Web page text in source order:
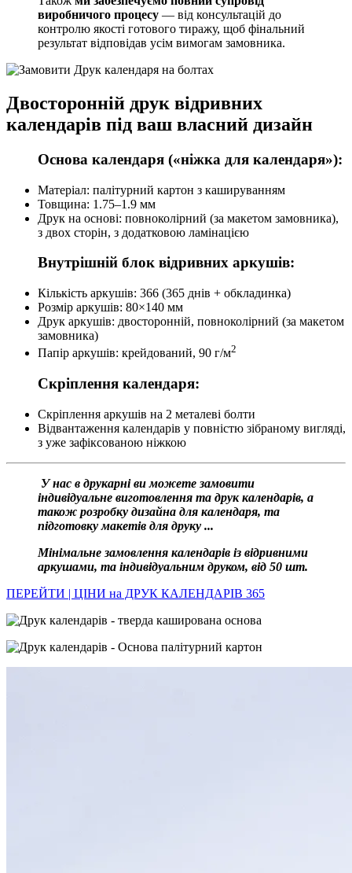
виробничого процесу — від консультацій до
контролю якості готового тиражу, щоб фінальний
результат відповідав усім вимогам замовника.
Двосторонній друк відривних
календарів під ваш власний дизайн
Основа календаря («ніжка для календаря»):
Матеріал: палітурний картон з кашируванням
Товщина: 1.75–1.9 мм
Друк на основі: повноколірний (за макетом замовника),
з двох сторін, з додатковою ламінацією
Внутрішній блок відривних аркушів:
Кількість аркушів: 366 (365 днів + обкладинка)
Розмір аркушів: 80×140 мм
Друк аркушів: двосторонній, повноколірний (за макетом
замовника)
Папір аркушів: крейдований, 90 г/м2
Скріплення календаря:
Скріплення аркушів на 2 металеві болти
Відвантаження календарів у повністю зібраному вигляді,
з уже зафіксованою ніжкою
У нас в друкарні ви можете замовити
індивідуальне виготовлення та друк календарів, а
також розробку дизайна для календаря, та
підготовку макетів для друку ...
Мінімальне замовлення календарів із відривними
аркушами, та індивідуальним друком, від 50 шт.
ПЕРЕЙТИ | ЦІНИ на ДРУК КАЛЕНДАРІВ 365